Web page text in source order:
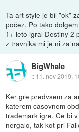
Ta art style je bil "ok"
počez. Po tako
1+ leto igral Destiny 2
z travnika mi je ni za
BigWhale
:: 11. nov 2019,
Ker gre predvsem za
katerem casovnem
trademark igre. Ce bi
nergalo, tak kot pri